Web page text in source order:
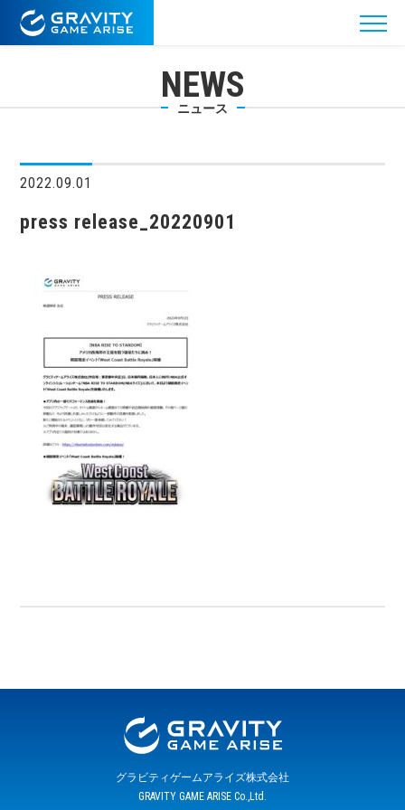
NEWS
ニュース
2022.09.01
press release_20220901
グラビティゲームアライズ株式会社
GRAVITY GAME ARISE Co.,Ltd.